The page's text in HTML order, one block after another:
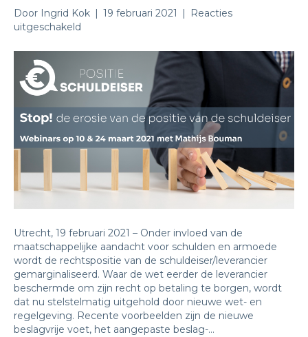
Door Ingrid Kok | 19 februari 2021 |
Reacties
uitgeschakeld
Herstel
de
balans
tussen
schuldeiser
en
schuldenaar
Utrecht, 19 februari 2021 – Onder invloed van de
maatschappelijke aandacht voor schulden en armoede
wordt de rechtspositie van de schuldeiser/leverancier
gemarginaliseerd. Waar de wet eerder de leverancier
beschermde om zijn recht op betaling te borgen, wordt
dat nu stelstelmatig uitgehold door nieuwe wet- en
regelgeving. Recente voorbeelden zijn de nieuwe
beslagvrije voet, het aangepaste beslag-…